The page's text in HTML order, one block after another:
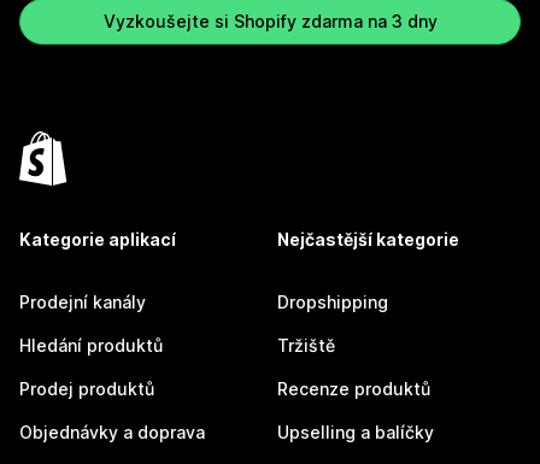
Vyzkoušejte si Shopify zdarma na 3 dny
Kategorie aplikací
Prodejní kanály
Hledání produktů
Prodej produktů
Objednávky a doprava
Nejčastější kategorie
Dropshipping
Tržiště
Recenze produktů
Upselling a balíčky